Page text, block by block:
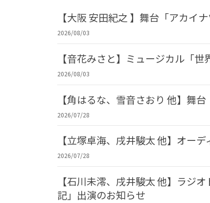
【大阪 安田紀之 】舞台「アカイ
2026/08/03
【音花みさと】ミュージカル「
2026/08/03
【角はるな、雪音さおり 他】舞
2026/07/28
【立塚卓海、戌井駿太 他】オー
2026/07/28
【石川未澪、戌井駿太 他】ラジ
記」出演のお知らせ